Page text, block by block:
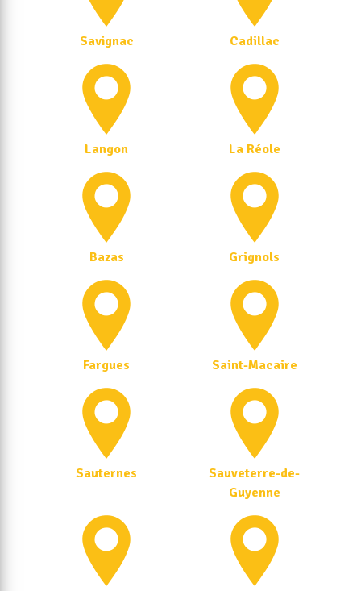
Savignac Cadillac
Langon La Réole
Bazas Grignols
Fargues Saint-Macaire
Sauternes
Sauveterre-de-
Guyenne